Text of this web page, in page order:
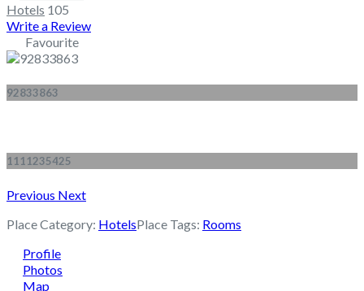
Hotels 105
Write a Review
Favourite
92833863
1111235425
Previous Next
Place Category: HotelsPlace Tags: Rooms
Profile
Photos
Map